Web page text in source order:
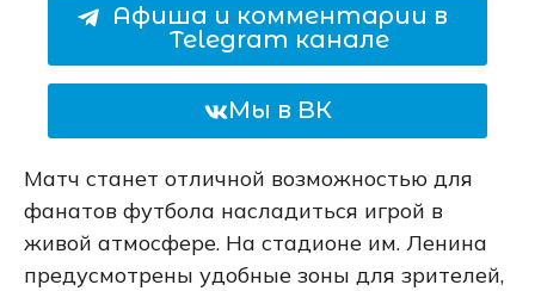
Афиша и комментарии в
Telegram канале
Мы в ВК
Матч станет отличной возможностью для
фанатов футбола насладиться игрой в
живой атмосфере. На стадионе им. Ленина
предусмотрены удобные зоны для зрителей,